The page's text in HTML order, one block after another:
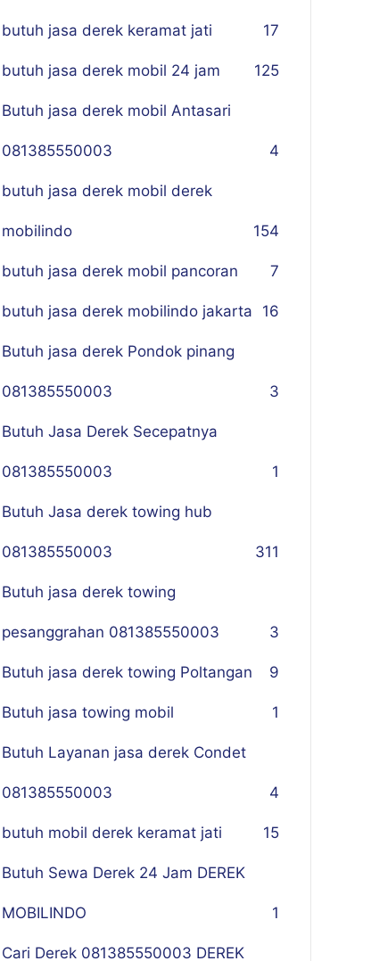
butuh jasa derek keramat jati 17
butuh jasa derek mobil 24 jam 125
Butuh jasa derek mobil Antasari
081385550003 4
butuh jasa derek mobil derek
mobilindo 154
butuh jasa derek mobil pancoran 7
butuh jasa derek mobilindo jakarta 16
Butuh jasa derek Pondok pinang
081385550003 3
Butuh Jasa Derek Secepatnya
081385550003 1
Butuh Jasa derek towing hub
081385550003 311
Butuh jasa derek towing
pesanggrahan 081385550003 3
Butuh jasa derek towing Poltangan 9
Butuh jasa towing mobil 1
Butuh Layanan jasa derek Condet
081385550003 4
butuh mobil derek keramat jati 15
Butuh Sewa Derek 24 Jam DEREK
MOBILINDO 1
Cari Derek 081385550003 DEREK